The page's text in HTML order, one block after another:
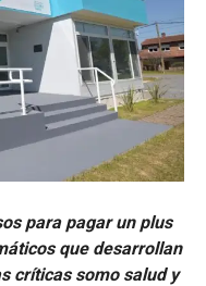
para pagar un plus
que desarrollan
críticas somo salud y